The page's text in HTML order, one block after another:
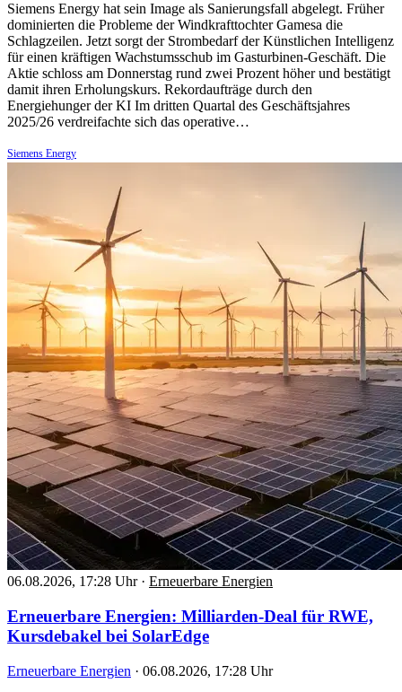
Siemens Energy hat sein Image als Sanierungsfall abgelegt. Früher
dominierten die Probleme der Windkrafttochter Gamesa die
Schlagzeilen. Jetzt sorgt der Strombedarf der Künstlichen Intelligenz
für einen kräftigen Wachstumsschub im Gasturbinen-Geschäft. Die
Aktie schloss am Donnerstag rund zwei Prozent höher und bestätigt
damit ihren Erholungskurs. Rekordaufträge durch den
Energiehunger der KI Im dritten Quartal des Geschäftsjahres
2025/26 verdreifachte sich das operative…
Siemens Energy
06.08.2026, 17:28 Uhr · Erneuerbare Energien
Erneuerbare Energien: Milliarden-Deal für RWE,
Kursdebakel bei SolarEdge
Erneuerbare Energien · 06.08.2026, 17:28 Uhr